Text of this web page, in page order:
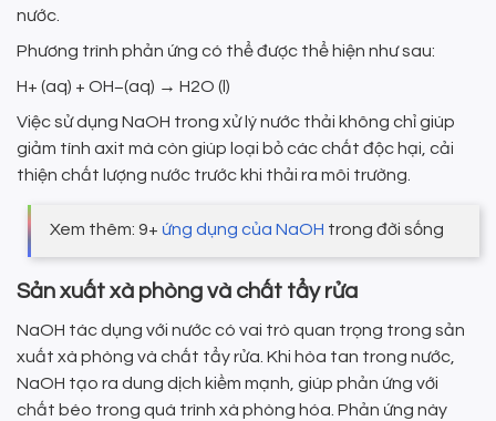
nước.
Phương trình phản ứng có thể được thể hiện như sau:
H+ (aq) + OH−(aq) → H2​O (l)
Việc sử dụng NaOH trong xử lý nước thải không chỉ giúp
giảm tính axit mà còn giúp loại bỏ các chất độc hại, cải
thiện chất lượng nước trước khi thải ra môi trường.
Xem thêm: 9+ ứng dụng của NaOH trong đời sống
Sản xuất xà phòng và chất tẩy rửa
NaOH tác dụng với nước có vai trò quan trọng trong sản
xuất xà phòng và chất tẩy rửa. Khi hòa tan trong nước,
NaOH tạo ra dung dịch kiềm mạnh, giúp phản ứng với
chất béo trong quá trình xà phòng hóa. Phản ứng này